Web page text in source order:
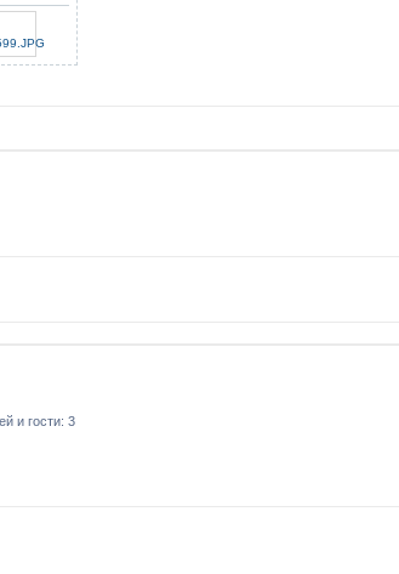
и гости: 3